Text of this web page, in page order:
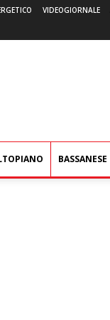
VIDEOGIORNALE
BASSANESE